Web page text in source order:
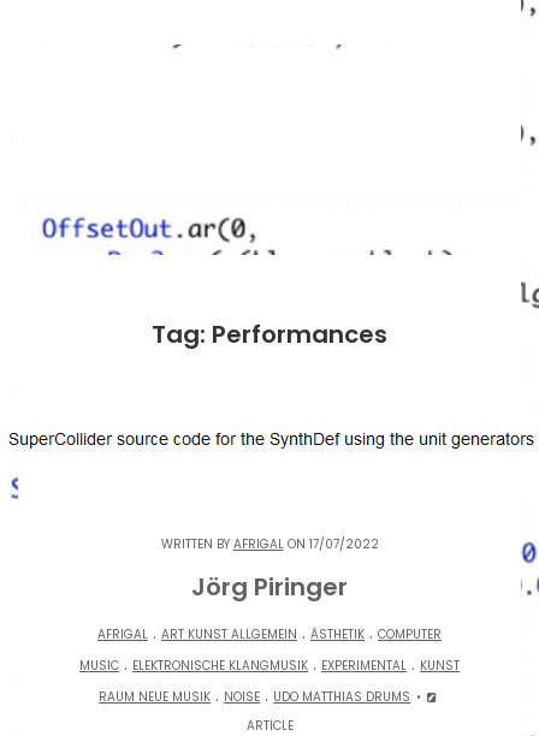
Tag: Performances
WRITTEN BY AFRIGALON 17/07/2022
Jörg Piringer
AFRIGAL . ART KUNST ALLGEMEIN . ÄSTHETIK . COMPUTER
MUSIC . ELEKTRONISCHE KLANGMUSIK . EXPERIMENTAL . KUNST
RAUM NEUE MUSIK . NOISE . UDO MATTHIAS DRUMS
ARTICLE